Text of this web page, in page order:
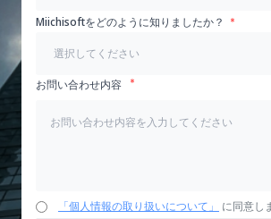
Miichisoftをどのように知りましたか？
お問い合わせ内容
「個人情報の取り扱いについて」 に同意し